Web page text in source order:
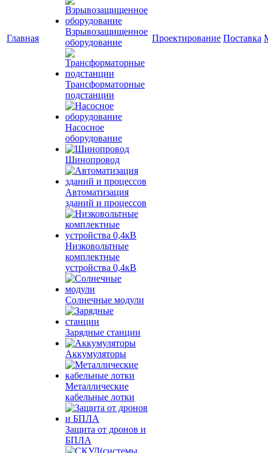
Главная
Взрывозащищенное
оборудование
Трансформаторные
подстанции
Насосное
оборудование
Шинопровод
Автоматизация
зданий и процессов
Низковольтные
комплектные
устройства 0,4кВ
Солнечные модули
Зарядные станции
Аккумуляторы
Металлические
кабельные лотки
Защита от дронов и
БПЛА
Проектирование Поставка